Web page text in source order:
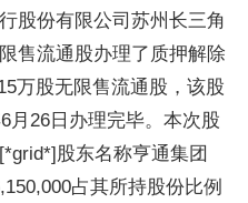
股份有限公司苏州长三角
售流通股办理了质押解除
万股无限售流通股，该股
月26日办理完毕。本次股
股东名称亨通集团
占其所持股份比例